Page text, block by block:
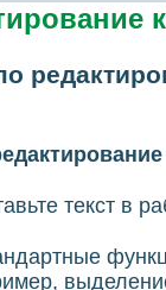
текст в